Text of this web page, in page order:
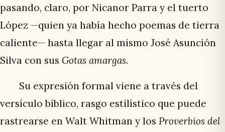
pasando, claro, por Nicanor Parra y el tuerto
López —quien ya había hecho poemas de tierra
caliente— hasta llegar al mismo José Asunción
Silva con sus Gotas amargas.
Su expresión formal viene a través del
versículo bíblico, rasgo estilístico que puede
rastrearse en Walt Whitman y los Proverbios del